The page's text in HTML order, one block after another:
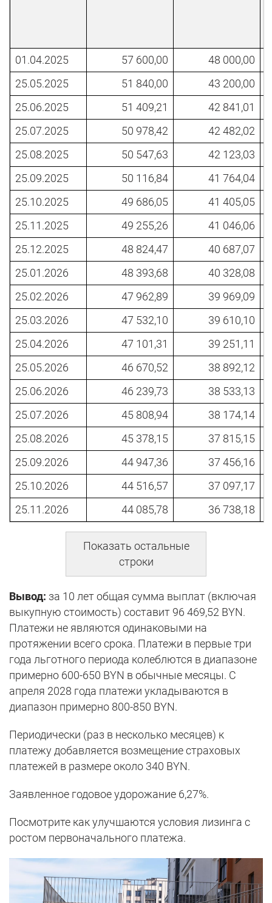
01.04.2025 57 600,00
48 000,00
25.05.2025
51 840,00
43 200,00
25.06.2025
51 409,21
42 841,01
25.07.2025
50 978,42
42 482,02
25.08.2025
50 547,63
42 123,03
25.09.2025
50 116,84
41 764,04
25.10.2025
49 686,05
41 405,05
25.11.2025
49 255,26
41 046,06
25.12.2025
48 824,47
40 687,07
25.01.2026
48 393,68
40 328,08
25.02.2026
47 962,89
39 969,09
25.03.2026
47 532,10
39 610,10
25.04.2026
47 101,31
39 251,11
25.05.2026
46 670,52
38 892,12
25.06.2026
46 239,73
38 533,13
25.07.2026
45 808,94
38 174,14
25.08.2026
45 378,15
37 815,15
25.09.2026
44 947,36
37 456,16
25.10.2026
44 516,57
37 097,17
25.11.2026
44 085,78 36 738,18
Показать остальные
строки
Вывод: за 10 лет общая сумма выплат (включая
выкупную стоимость) составит 96 469,52 BYN.
Платежи не являются одинаковыми на
протяжении всего срока. Платежи в первые три
года льготного периода колеблются в диапазоне
примерно 600-650 BYN в обычные месяцы. С
апреля 2028 года платежи укладываются в
диапазон примерно 800-850 BYN.
Периодически (раз в несколько месяцев) к
платежу добавляется возмещение страховых
платежей в размере около 340 BYN.
Заявленное годовое удорожание 6,27%.
Посмотрите как улучшаются условия лизинга с
ростом первоначального платежа.